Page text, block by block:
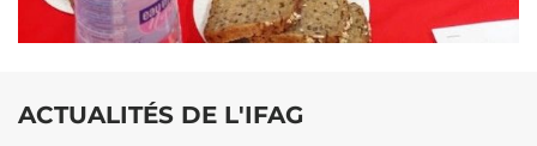
ACTUALITÉS DE L'IFAG